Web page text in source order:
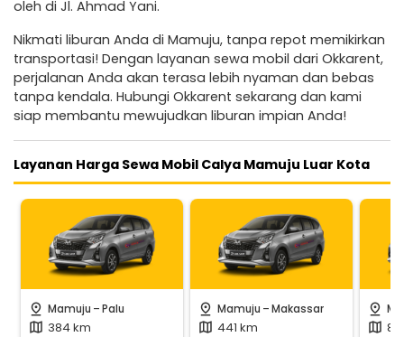
oleh di Jl. Ahmad Yani.
Nikmati liburan Anda di Mamuju, tanpa repot memikirkan
transportasi! Dengan layanan sewa mobil dari Okkarent,
perjalanan Anda akan terasa lebih nyaman dan bebas
tanpa kendala. Hubungi Okkarent sekarang dan kami
siap membantu mewujudkan liburan impian Anda!
Layanan Harga Sewa Mobil Calya Mamuju Luar Kota
pin_drop Mamuju -Palu
map 384 km
pin_drop Mamuju -Makassar
map 441 km
pin_drop
map